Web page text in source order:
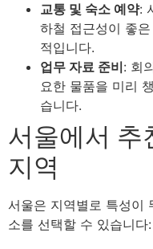
교통 및 숙소 예약:
하철 접근성이 좋
적입니다.
업무 자료 준비: 회
요한 물품을 미리
습니다.
서울에서 추
지역
서울은 지역별로 특성이
소를 선택할 수 있습니다: